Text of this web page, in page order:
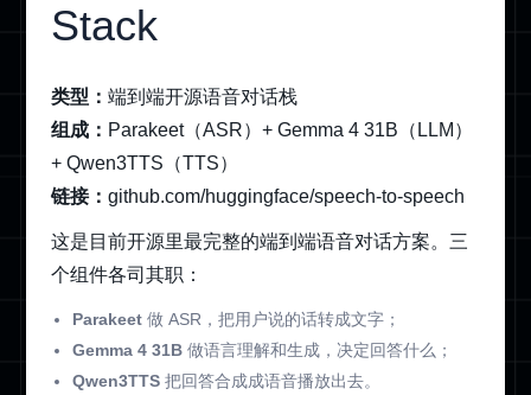
Stack
类型： 端到端开源语音对话栈
组成： Parakeet（ASR）+ Gemma 4 31B（LLM）
+ Qwen3TTS（TTS）
链接： github.com/huggingface/speech-to-speech
这是目前开源里最完整的端到端语音对话方案。三
个组件各司其职：
Parakeet做 ASR，把用户说的话转成文字；
Gemma 4 31B做语言理解和生成，决定回答什么；
Qwen3TTS把回答合成成语音播放出去。